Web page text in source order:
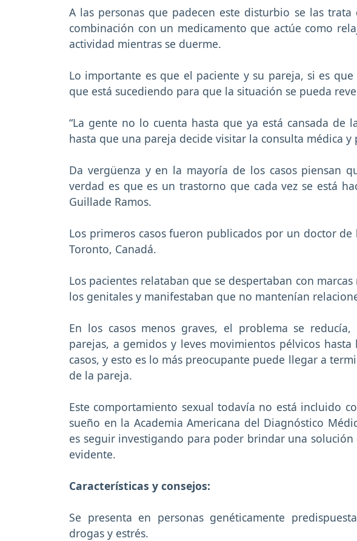
A las personas que padecen este disturbio se las
combinación con un medicamento que actúe como
actividad mientras se duerme.
Lo importante es que el paciente y su pareja, si es
que está sucediendo para que la situación se pueda
“La gente no lo cuenta hasta que ya está cansada de
hasta que una pareja decide visitar la consulta médica
Da vergüenza y en la mayoría de los casos piensan
verdad es que es un trastorno que cada vez se está
Guillade Ramos.
Los primeros casos fueron publicados por un doctor
Toronto, Canadá.
Los pacientes relataban que se despertaban con
los genitales y manifestaban que no mantenían
En los casos menos graves, el problema se
parejas, a gemidos y leves movimientos pélvicos
casos, y esto es lo más preocupante puede llegar a
de la pareja.
Este comportamiento sexual todavía no está incluido
sueño en la Academia Americana del Diagnóstico
es seguir investigando para poder brindar una
evidente.
Características y consejos:
Se presenta en personas genéticamente
drogas y estrés.